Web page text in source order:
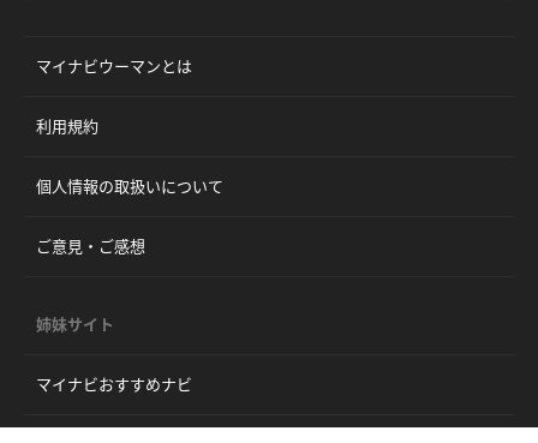
マイナビウーマンとは
利用規約
個人情報の取扱いについて
ご意見・ご感想
姉妹サイト
マイナビおすすめナビ